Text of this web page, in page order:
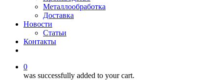
Металлообработка
Доставка
Новости
Статьи
Контакты
0
was successfully added to your cart.